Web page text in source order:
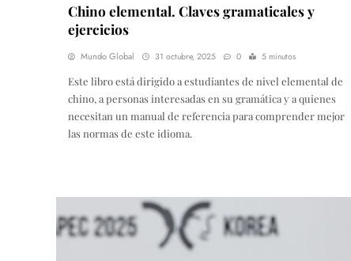
Chino elemental. Claves gramaticales y
ejercicios
Mundo Global 31 octubre, 2025 0 5 minutos
Este libro está dirigido a estudiantes de nivel elemental de
chino, a personas interesadas en su gramática y a quienes
necesitan un manual de referencia para comprender mejor
las normas de este idioma.